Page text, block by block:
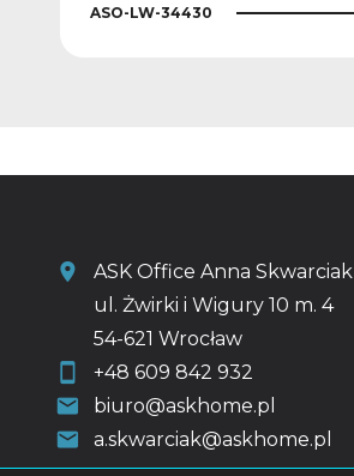
ASO-LW-34430
ASK Office Anna Skwarciak
ul. Żwirki i Wigury 10 m. 4
54-621 Wrocław
+48 609 842 932
biuro@askhome.pl
a.skwarciak@askhome.pl